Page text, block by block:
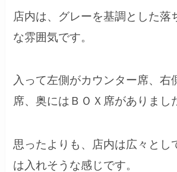
店内は、グレーを基調とした落
な雰囲気です。
入って左側がカウンター席、右
席、奥にはＢＯＸ席がありまし
思ったよりも、店内は広々とし
は入れそうな感じです。